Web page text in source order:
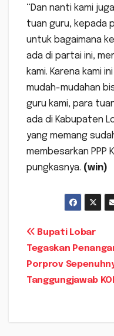
“Dan nanti kami
tuan guru, kepada
untuk bagaimana
ada di partai ini,
kami. Karena kami
mudah-mudahan
guru kami, para
ada di Kabupaten
yang memang
membesarkan PPP
pungkasnya. (win)
Navigasi
pos
Bupati Lobar
Tegaskan
Porprov
Tanggungjawab